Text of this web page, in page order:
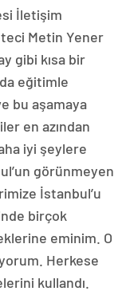
İletişim
Metin Yener
gibi kısa bir
eğitimle
bu aşamaya
en azından
iyi şeylere
görünmeyen
İstanbul’u
birçok
eminim. O
Herkese
kullandı.